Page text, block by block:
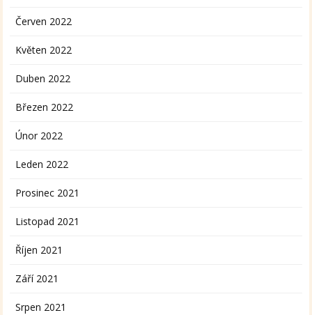
Červen 2022
Květen 2022
Duben 2022
Březen 2022
Únor 2022
Leden 2022
Prosinec 2021
Listopad 2021
Říjen 2021
Září 2021
Srpen 2021